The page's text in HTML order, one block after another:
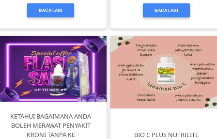
BACA LAGI BACA LAGI
KETAHUI BAGAIMANA ANDA
BOLEH MERAWAT PENYAKIT
KRONI TANPA KE
BIO C PLUS NUTRILITE
PAHANG(13)
KELANTAN(22)
PERAK(41)
NEGERI
SEMBILAN(10)